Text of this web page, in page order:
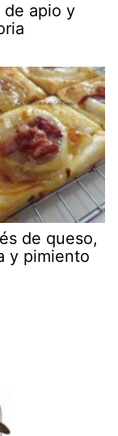
de apio y
de queso,
y pimiento